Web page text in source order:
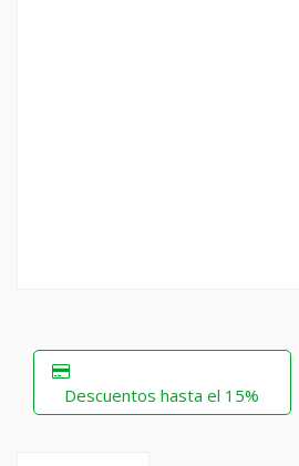
Descuentos hasta el 15%